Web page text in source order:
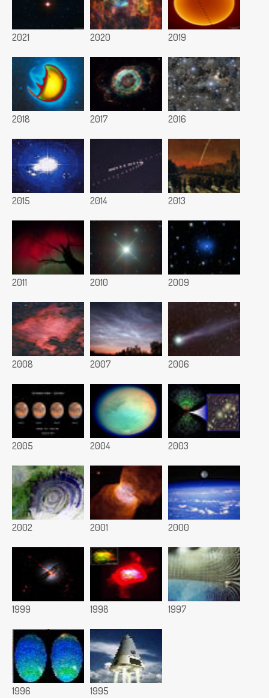
2021 2020 2019
2018 2017 2016
2015 2014 2013
2011 2010 2009
2008 2007 2006
2005 2004 2003
2002 2001 2000
1999 1998 1997
1996 1995